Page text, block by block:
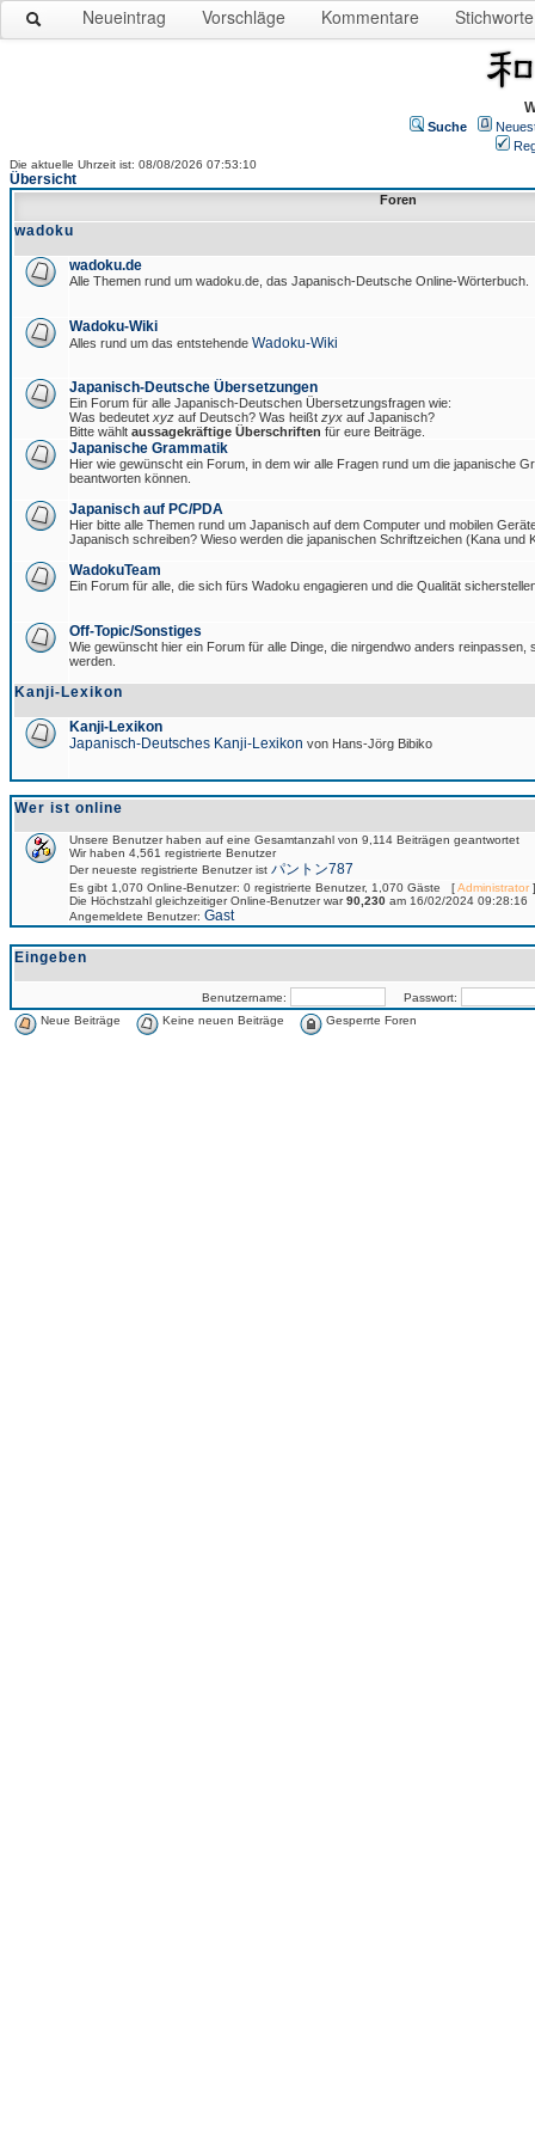
Neueintrag Vorschläge Kommentare Stichworte
Suche
Die aktuelle Uhrzeit ist: 08/08/2026 07:53:10
Übersicht
Foren
wadoku
wadoku.de
Alle Themen rund um wadoku.de, das Japanisch-Deutsche Online-Wörterbuch.
Wadoku-Wiki
Alles rund um das entstehende Wadoku-Wiki
Japanisch-Deutsche Übersetzungen
Ein Forum für alle Japanisch-Deutschen Übersetzungsfragen wie:
Was bedeutet xyz auf Deutsch? Was heißt zyx auf Japanisch?
Bitte wählt aussagekräftige Überschriften für eure Beiträge.
Japanische Grammatik
Hier wie gewünscht ein Forum, in dem wir alle Fragen rund um die japanische
beantworten können.
Japanisch auf PC/PDA
Hier bitte alle Themen rund um Japanisch auf dem Computer und mobilen
Japanisch schreiben? Wieso werden die japanischen Schriftzeichen (Kana und
WadokuTeam
Ein Forum für alle, die sich fürs Wadoku engagieren und die Qualität
Off-Topic/Sonstiges
Wie gewünscht hier ein Forum für alle Dinge, die nirgendwo anders reinpassen,
werden.
Kanji-Lexikon
Kanji-Lexikon
Japanisch-Deutsches Kanji-Lexikon von Hans-Jörg Bibiko
Wer ist online
Unsere Benutzer haben auf eine Gesamtanzahl von 9,114 Beiträgen geantwortet
Wir haben 4,561 registrierte Benutzer
Der neueste registrierte Benutzer ist パントン787
Es gibt 1,070 Online-Benutzer: 0 registrierte Benutzer, 1,070 Gäste [Administrator
Die Höchstzahl gleichzeitiger Online-Benutzer war90,230 am 16/02/2024 09:28:16
Angemeldete Benutzer: Gast
Eingeben
Benutzername:
Passwort:
Neue Beiträge
Keine neuen Beiträge Gesperrte Foren